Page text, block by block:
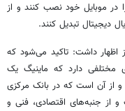
در موبایل خود نصب کنند و از
دیجیتال تبدیل کنند.
اظهار داشت: تاکید می‌شود که
مختلفی دارد که ماینیگ یک
آن است که در بانک مرکزی
و از جنبه‌های اقتصادی، فنی و